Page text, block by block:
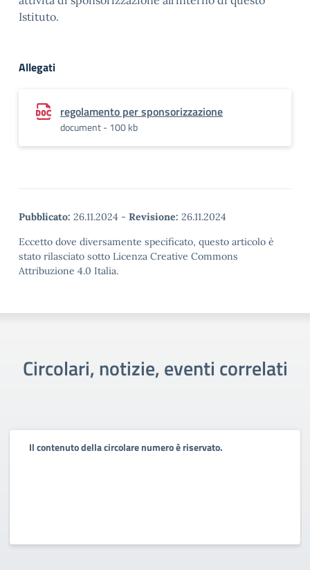
Istituto.
Allegati
regolamento per sponsorizzazione
document - 100 kb
Pubblicato: 26.11.2024 - Revisione: 26.11.2024
Eccetto dove diversamente specificato, questo articolo è
stato rilasciato sotto Licenza Creative Commons
Attribuzione 4.0 Italia.
Circolari, notizie, eventi correlati
Il contenuto della circolare numero è riservato.